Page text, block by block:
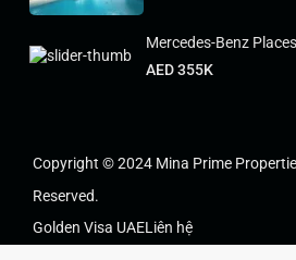
Mercedes-Benz Places
AED 355K
Copyright © 2024 Mina Prime
Reserved.
Golden Visa UAELiên hệ